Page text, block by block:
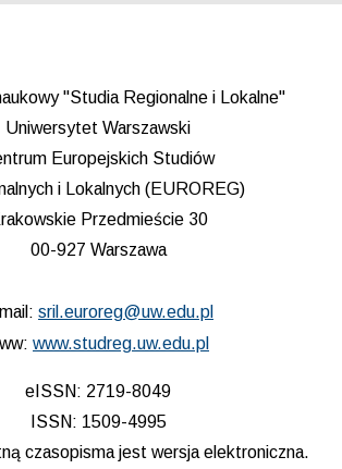
"Studia Regionalne i Lokalne"
Uniwersytet Warszawski
Europejskich Studiów
i Lokalnych (EUROREG)
Przedmieście 30
00-927 Warszawa
sril.euroreg@uw.edu.pl
www.studreg.uw.edu.pl
eISSN: 2719-8049
ISSN: 1509-4995
czasopisma jest wersja elektroniczna.